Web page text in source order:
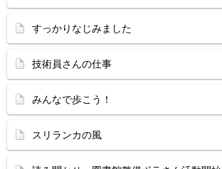
すっかりなじみました
技術員さんの仕事
みんなで歩こう！
スリランカの風